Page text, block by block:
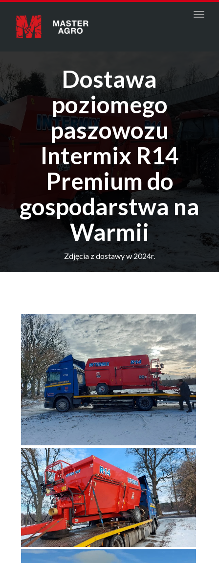
Menu
Dostawa
poziomego
paszowozu
Intermix R14
Premium do
gospodarstwa na
Warmii
Zdjęcia z dostawy w 2024r.